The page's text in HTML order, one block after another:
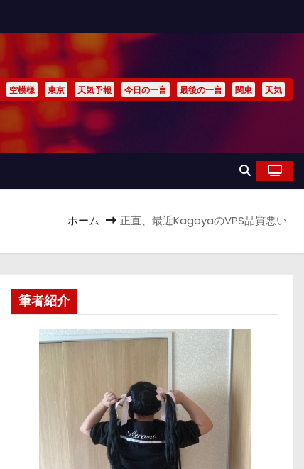
空模様 東京 天気予報 今日の一言 最後の一言 関東 天気
ホーム 正直、最近KagoyaのVPS品質悪い
筆者紹介